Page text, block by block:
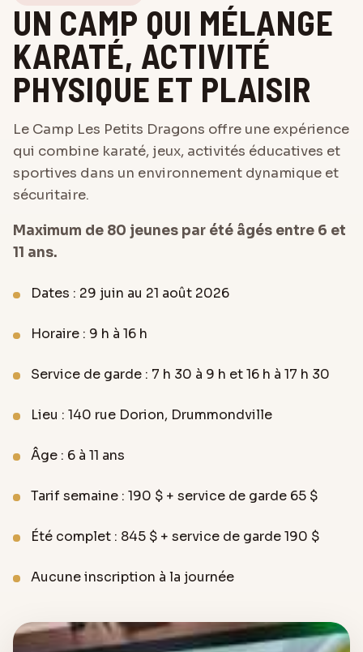
UN CAMP QUI MÉLANGE
KARATÉ, ACTIVITÉ
PHYSIQUE ET PLAISIR
Le Camp Les Petits Dragons offre une expérience
qui combine karaté, jeux, activités éducatives et
sportives dans un environnement dynamique et
sécuritaire.
Maximum de 80 jeunes par été âgés entre 6 et
11 ans.
Dates : 29 juin au 21 août 2026
Horaire : 9 h à 16 h
Service de garde : 7 h 30 à 9 h et 16 h à 17 h 30
Lieu : 140 rue Dorion, Drummondville
Âge : 6 à 11 ans
Tarif semaine : 190 $ + service de garde 65 $
Été complet : 845 $ + service de garde 190 $
Aucune inscription à la journée